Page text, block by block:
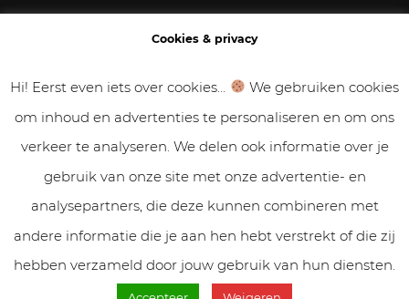
Gastbloggen
Samenwerken
Cookies & Privacy
Cookies & privacy
Hi! Eerst even iets over cookies...
We gebruiken cookies
om inhoud en advertenties te personaliseren en om ons
verkeer te analyseren. We delen ook informatie over je
gebruik van onze site met onze advertentie- en
analysepartners, die deze kunnen combineren met
andere informatie die je aan hen hebt verstrekt of die zij
hebben verzameld door jouw gebruik van hun diensten.